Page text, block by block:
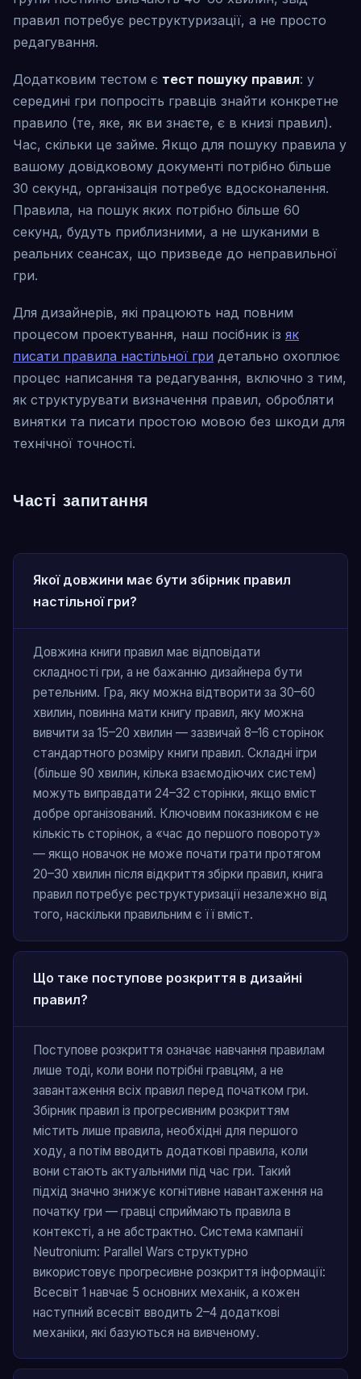
правил потребує реструктуризації, а не просто
редагування.
Додатковим тестом є тест пошуку правил: у
середині гри попросіть гравців знайти конкретне
правило (те, яке, як ви знаєте, є в книзі правил).
Час, скільки це займе. Якщо для пошуку правила у
вашому довідковому документі потрібно більше
30 секунд, організація потребує вдосконалення.
Правила, на пошук яких потрібно більше 60
секунд, будуть приблизними, а не шуканими в
реальних сеансах, що призведе до неправильної
гри.
Для дизайнерів, які працюють над повним
процесом проектування, наш посібник із як
писати правила настільної гри детально охоплює
процес написання та редагування, включно з тим,
як структурувати визначення правил, обробляти
винятки та писати простою мовою без шкоди для
технічної точності.
Часті запитання
Якої довжини має бути збірник правил
настільної гри?
Довжина книги правил має відповідати
складності гри, а не бажанню дизайнера бути
ретельним. Гра, яку можна відтворити за 30–60
хвилин, повинна мати книгу правил, яку можна
вивчити за 15–20 хвилин — зазвичай 8–16 сторінок
стандартного розміру книги правил. Складні ігри
(більше 90 хвилин, кілька взаємодіючих систем)
можуть виправдати 24–32 сторінки, якщо вміст
добре організований. Ключовим показником є не
кількість сторінок, а «час до першого повороту»
— якщо новачок не може почати грати протягом
20–30 хвилин після відкриття збірки правил, книга
правил потребує реструктуризації незалежно від
того, наскільки правильним є її вміст.
Що таке поступове розкриття в дизайні
правил?
Поступове розкриття означає навчання правилам
лише тоді, коли вони потрібні гравцям, а не
завантаження всіх правил перед початком гри.
Збірник правил із прогресивним розкриттям
містить лише правила, необхідні для першого
ходу, а потім вводить додаткові правила, коли
вони стають актуальними під час гри. Такий
підхід значно знижує когнітивне навантаження на
початку гри — гравці сприймають правила в
контексті, а не абстрактно. Система кампанії
Neutronium: Parallel Wars структурно
використовує прогресивне розкриття інформації:
Всесвіт 1 навчає 5 основних механік, а кожен
наступний всесвіт вводить 2–4 додаткові
механіки, які базуються на вивченому.